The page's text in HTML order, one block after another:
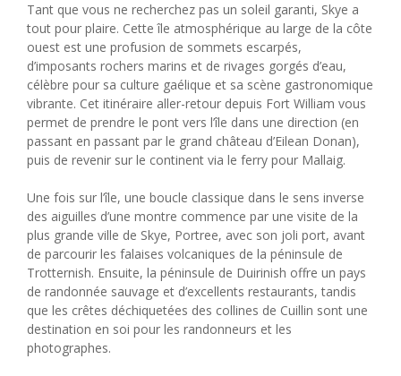
Tant que vous ne recherchez pas un soleil garanti, Skye a
tout pour plaire. Cette île atmosphérique au large de la côte
ouest est une profusion de sommets escarpés,
d’imposants rochers marins et de rivages gorgés d’eau,
célèbre pour sa culture gaélique et sa scène gastronomique
vibrante. Cet itinéraire aller-retour depuis Fort William vous
permet de prendre le pont vers l’île dans une direction (en
passant en passant par le grand château d’Eilean Donan),
puis de revenir sur le continent via le ferry pour Mallaig.
Une fois sur l’île, une boucle classique dans le sens inverse
des aiguilles d’une montre commence par une visite de la
plus grande ville de Skye, Portree, avec son joli port, avant
de parcourir les falaises volcaniques de la péninsule de
Trotternish. Ensuite, la péninsule de Duirinish offre un pays
de randonnée sauvage et d’excellents restaurants, tandis
que les crêtes déchiquetées des collines de Cuillin sont une
destination en soi pour les randonneurs et les
photographes.